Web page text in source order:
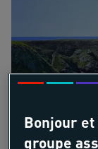
Bonjour
groupe